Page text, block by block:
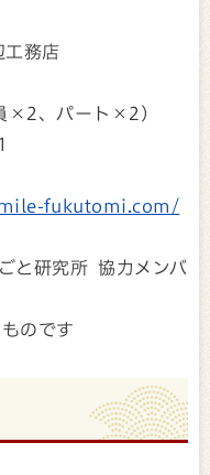
務店
×2、パート×2）
fukutomi.com/
と研究所 協力メンバ
のです